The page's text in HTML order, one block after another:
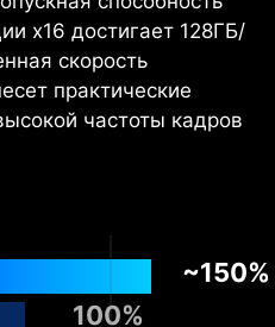
x16 достигает 128ГБ/
скорость
практические
частоты кадров
~150%
100%